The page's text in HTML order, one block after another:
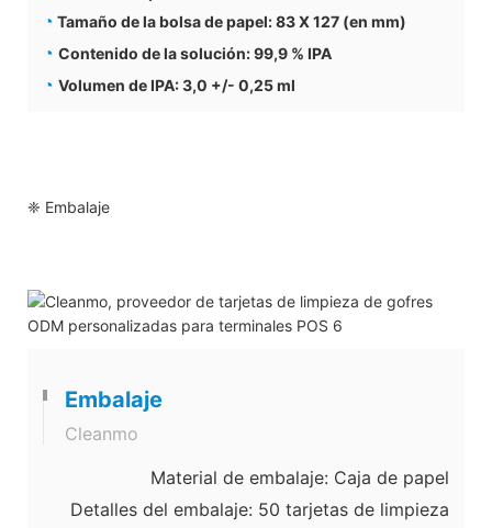
◔ Tamaño de la bolsa de papel: 83 X 127 (en mm)
◔ Contenido de la solución: 99,9 % IPA
◔ Volumen de IPA: 3,0 +/- 0,25 ml
❈ Embalaje
Embalaje
Cleanmo
Material de embalaje: Caja de papel
Detalles del embalaje: 50 tarjetas de limpieza